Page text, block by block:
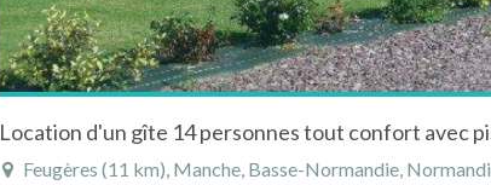
Location d'un gîte 14 personnes tout confort avec
Feugères (11 km), Manche, Basse-Normandie,